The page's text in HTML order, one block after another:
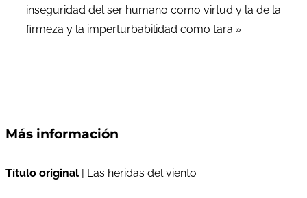
inseguridad del ser humano como virtud y la de la
firmeza y la imperturbabilidad como tara.»
Más información
Título original | Las heridas del viento